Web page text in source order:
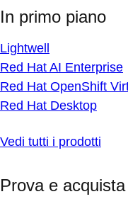
In primo piano
Lightwell
Red Hat AI Enterprise
Red Hat OpenShift
Red Hat Desktop
Vedi tutti i prodotti
Prova e acquista